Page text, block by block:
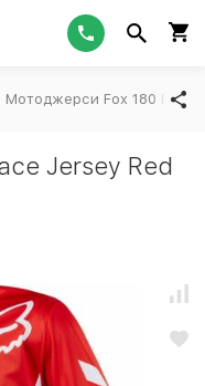
Мотоджерси Fox 180 Race
Jersey Red